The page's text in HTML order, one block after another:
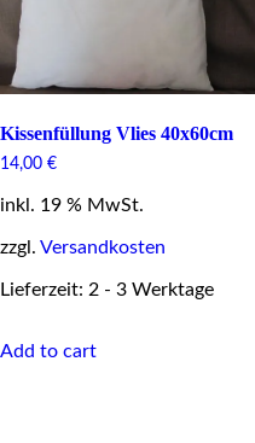
Kissenfüllung Vlies 40x60cm
14,00 €
inkl. 19 % MwSt.
zzgl. Versandkosten
Lieferzeit: 2 - 3 Werktage
Add to cart